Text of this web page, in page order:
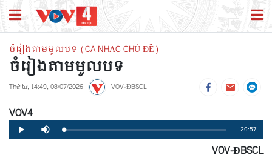
ចំរៀងតាមមូលបទ (CA NHẠC CHỦ ĐỀ)
ចំរៀងតាមមូលបទ
Thứ tư, 14:49, 08/07/2026 VOV-ĐBSCL
VOV4
Play Mute Loaded:
0%
Progress:
0%
Remaining
Time
-29:57
VOV-ĐBSCL